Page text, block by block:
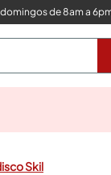
de 8am a
Skil